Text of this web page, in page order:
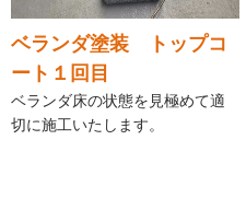
ベランダ塗装 トップコ
ート１回目
ベランダ床の状態を見極めて適
切に施工いたします。